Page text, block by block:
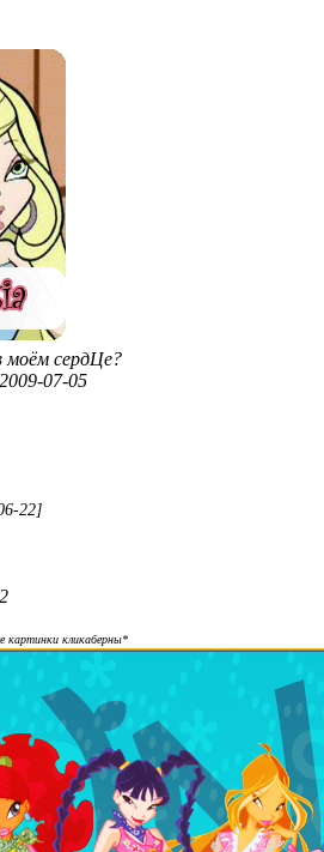
моём сердЦе?
07-05
22]
картинки кликаберны*